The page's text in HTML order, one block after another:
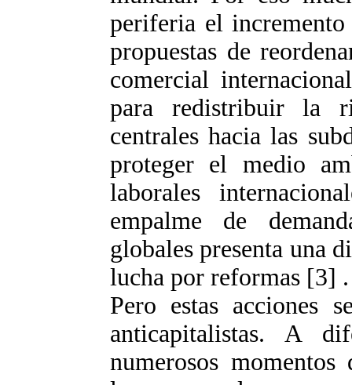
periferia el
propuestas de
comercial
para redistribuir la
centrales hacia las
proteger el medio
laborales
empalme de
globales presenta una
lucha por reformas [3] .
Pero estas acciones
anticapitalistas. A
numerosos